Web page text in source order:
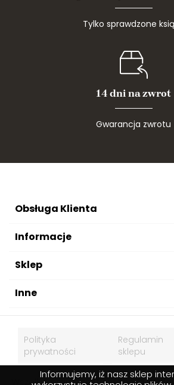
Tylko sprawdzone
14 dni na zwrot
Gwarancja zwrotu
Obsługa Klienta
Informacje
Sklep
Inne
Informujemy, iż nasz sklep
Polityka
prywatności
Regulamin
sklepu
Wszelkie prawa zastrzeżone ©